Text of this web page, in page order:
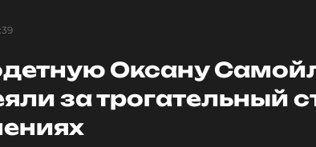
Оксану
за трогательный